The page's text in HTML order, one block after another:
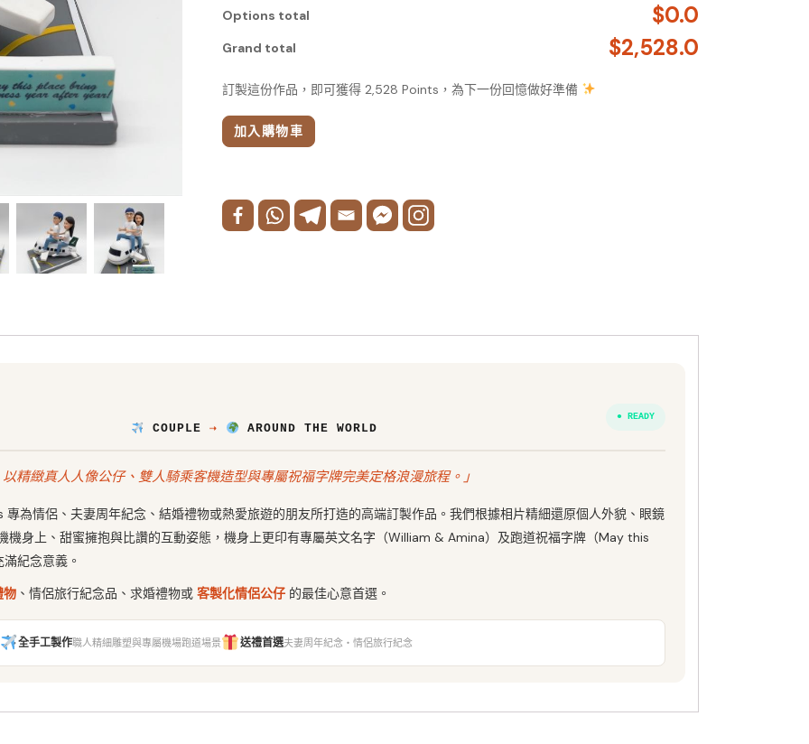
Options total $0.0
Grand total $2,528.0
訂製這份作品，即可獲得 2,528 Points，為下一份回憶做好準備
加入購物車
COUPLE ⇢ AROUND THE WORLD
● READY
精緻真人人像公仔、雙人騎乘客機造型與專屬祝福字牌完美定格浪漫旅程。」
為情侶、夫妻周年紀念、結婚禮物或熱愛旅遊的朋友所打造的高端訂製作品。我們根據相片精細還原個人外貌、眼鏡
機身上、甜蜜擁抱與比讚的互動姿態，機身上更印有專屬英文名字（William & Amina）及跑道祝福字牌（May this
紀念意義。
物 、情侶旅行紀念品、求婚禮物或 客製化情侶公仔 的最佳心意首選。
全手工製作職人精細雕塑與專屬機場跑道場景 送禮首選夫妻周年紀念・情侶旅行紀念